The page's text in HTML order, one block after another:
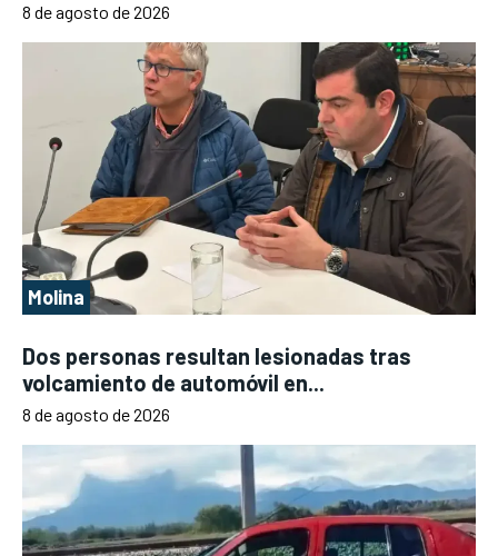
8 de agosto de 2026
Molina
Dos personas resultan lesionadas tras
volcamiento de automóvil en...
8 de agosto de 2026